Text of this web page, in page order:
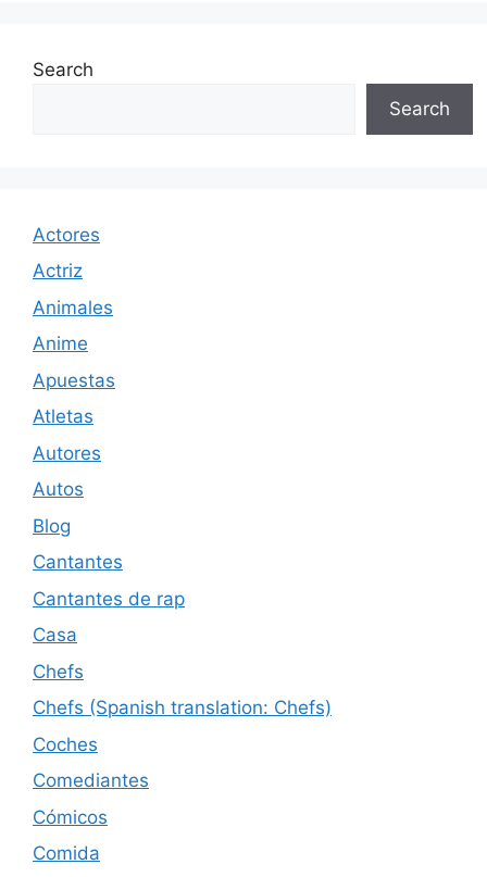
Search
Search
Actores
Actriz
Animales
Anime
Apuestas
Atletas
Autores
Autos
Blog
Cantantes
Cantantes de rap
Casa
Chefs
Chefs (Spanish translation: Chefs)
Coches
Comediantes
Cómicos
Comida